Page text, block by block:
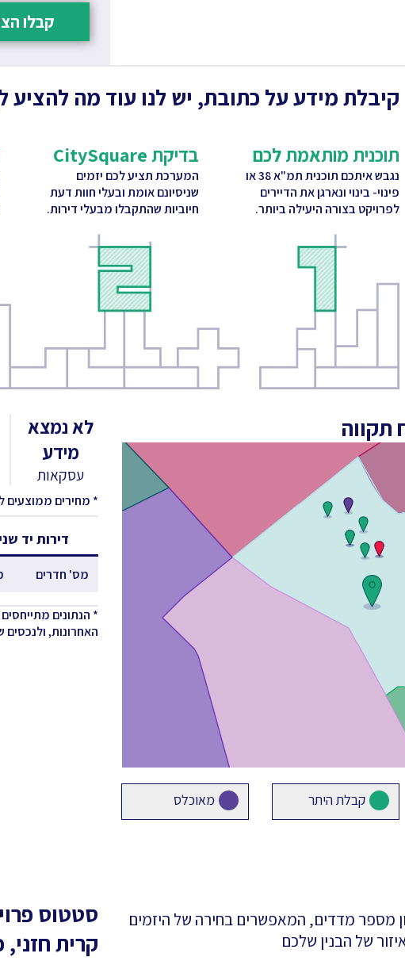
קבלו
קיבלת מידע על כתובת, יש לנו עוד מה להציע
תוכנית מותאמת לכם
נגבש איתכם תוכנית תמ"א 38 או
פינוי- בינוי ונארגן את הדיירים
לפרויקט בצורה היעילה ביותר.
בדיקת CitySquare
המערכת תציע לכם יזמים
שניסיונם אומת ובעלי חוות דעת
חיוביות שהתקבלו מבעלי דירות.
תקווה
קבלת היתר מאוכלס
לא נמצא
מידע
עסקאות
* מחירים ממוצעים
דירות יד
מס' חדרים
* הנתונים
האחרונות, ולנכסים
מספר מדדים, המאפשרים בחירה של היזמים
של הבנין שלכם
סטטוס
קרית